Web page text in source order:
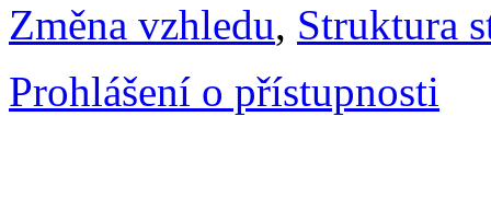
Změna vzhledu, Struktura
Prohlášení o přístupnosti